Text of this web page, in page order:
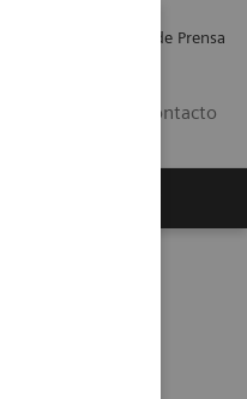
Comunicados de Prensa
Contacto